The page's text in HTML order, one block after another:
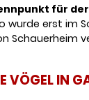
für
wurde erst im
Schauerheim
VÖGEL IN